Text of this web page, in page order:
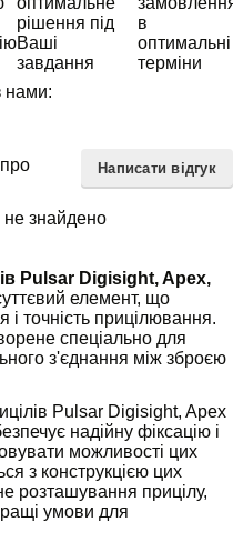
рішення під
Ваші
завдання
в
оптимальні
терміни
нами:
про
Написати відгук
не знайдено
Pulsar Digisight, Apex,
елемент, що
і точність прицілювання.
спеціально для
з'єднання між зброєю
Pulsar Digisight, Apex
надійну фіксацію і
можливості цих
з конструкцією цих
розташування прицілу,
умови для